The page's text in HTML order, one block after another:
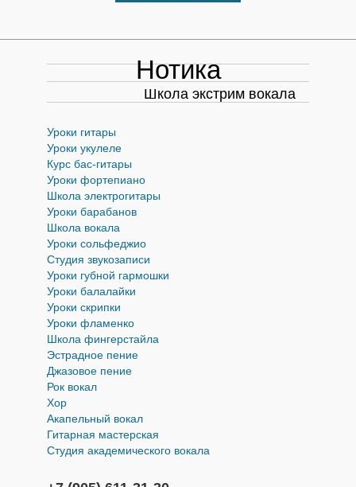
Нотика
Школа экстрим вокала
Уроки гитары
Уроки укулеле
Курс бас-гитары
Уроки фортепиано
Школа электрогитары
Уроки барабанов
Школа вокала
Уроки cольфеджио
Студия звукозаписи
Уроки губной гармошки
Уроки балалайки
Уроки скрипки
Уроки фламенко
Школа фингерстайла
Эстрадное пение
Джазовое пение
Рок вокал
Хор
Акапельный вокал
Гитарная мастерская
Студия академического вокала